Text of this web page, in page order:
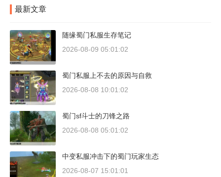
最新文章
随缘蜀门私服生存笔记
2026-08-09 05:01:02
蜀门私服上不去的原因与自救
2026-08-08 10:01:02
蜀门sf斗士的刀锋之路
2026-08-08 05:01:02
中变私服冲击下的蜀门玩家生态
2026-08-07 15:01:01